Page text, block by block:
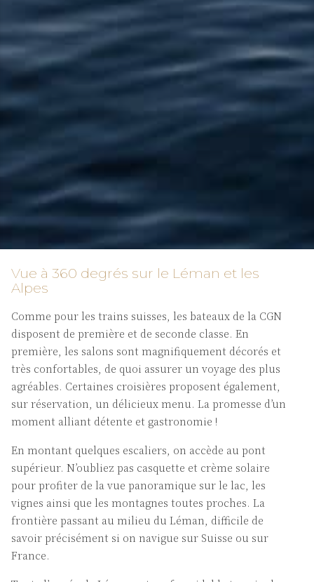
Vue à 360 degrés sur le Léman et les
Alpes
Comme pour les trains suisses, les bateaux de la CGN
disposent de première et de seconde classe. En
première, les salons sont magnifiquement décorés et
très confortables, de quoi assurer un voyage des plus
agréables. Certaines croisières proposent également,
sur réservation, un délicieux menu. La promesse d’un
moment alliant détente et gastronomie !
En montant quelques escaliers, on accède au pont
supérieur. N’oubliez pas casquette et crème solaire
pour profiter de la vue panoramique sur le lac, les
vignes ainsi que les montagnes toutes proches. La
frontière passant au milieu du Léman, difficile de
savoir précisément si on navigue sur Suisse ou sur
France.